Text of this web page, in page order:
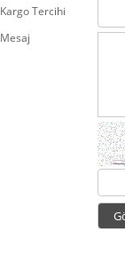
Kargo Tercihi
Mesaj